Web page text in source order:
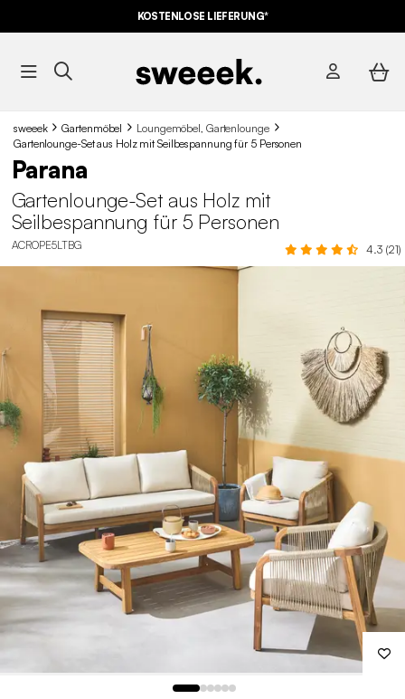
AUF DER SCHNÄPPCHEN* MIT DEM CODE
KOSTENLOSE LIEFERUNG*
sweeek Gartenmöbel
Loungemöbel, Gartenlounge
Gartenlounge-Set aus Holz mit Seilbespannung für 5 Personen
Parana
Gartenlounge-Set aus Holz mit
Seilbespannung für 5 Personen
ACROPE5LTBG 4.3 (21)